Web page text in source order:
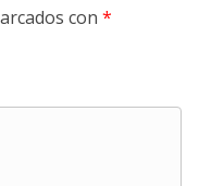
con *